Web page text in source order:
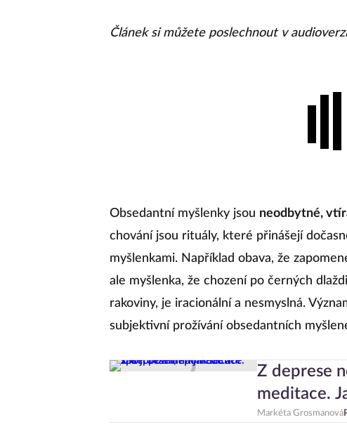
Článek si můžete poslechnout v
Obsedantní myšlenky jsou neodbytné,
chování jsou rituály, které přinášejí
myšlenkami. Například obava, že
ale myšlenka, že chození po černých
rakoviny, je iracionální a nesmyslná.
subjektivní prožívání obsedantních
Z deprese
meditace.
Markéta Grosmanová